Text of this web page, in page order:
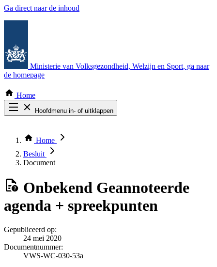
Ga direct naar de inhoud
Ministerie van Volksgezondheid, Welzijn en Sport, ga naar
de homepage
Home
Hoofdmenu in- of uitklappen
Thema COVID-19
Bekijk per bestuursorgaan
Home
Besluit
Document
Onbekend Geannoteerde
agenda + spreekpunten
Gepubliceerd op:
24 mei 2020
Documentnummer:
VWS-WC-030-53a